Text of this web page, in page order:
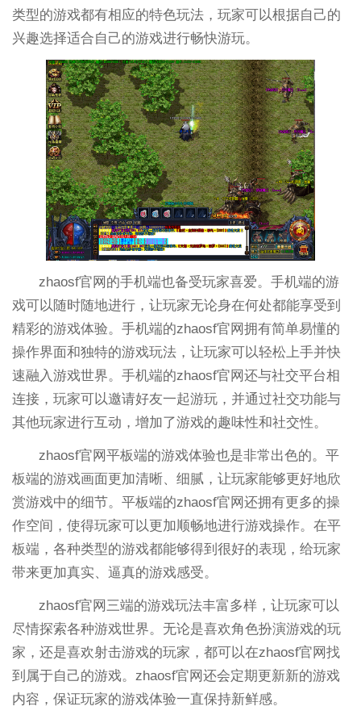
类型的游戏都有相应的特色玩法，玩家可以根据自己的
兴趣选择适合自己的游戏进行畅快游玩。
zhaosf官网的手机端也备受玩家喜爱。手机端的游
戏可以随时随地进行，让玩家无论身在何处都能享受到
精彩的游戏体验。手机端的zhaosf官网拥有简单易懂的
操作界面和独特的游戏玩法，让玩家可以轻松上手并快
速融入游戏世界。手机端的zhaosf官网还与社交平台相
连接，玩家可以邀请好友一起游玩，并通过社交功能与
其他玩家进行互动，增加了游戏的趣味性和社交性。
zhaosf官网平板端的游戏体验也是非常出色的。平
板端的游戏画面更加清晰、细腻，让玩家能够更好地欣
赏游戏中的细节。平板端的zhaosf官网还拥有更多的操
作空间，使得玩家可以更加顺畅地进行游戏操作。在平
板端，各种类型的游戏都能够得到很好的表现，给玩家
带来更加真实、逼真的游戏感受。
zhaosf官网三端的游戏玩法丰富多样，让玩家可以
尽情探索各种游戏世界。无论是喜欢角色扮演游戏的玩
家，还是喜欢射击游戏的玩家，都可以在zhaosf官网找
到属于自己的游戏。zhaosf官网还会定期更新新的游戏
内容，保证玩家的游戏体验一直保持新鲜感。